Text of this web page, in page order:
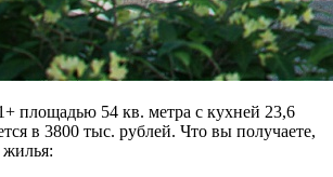
площадью 54 кв. метра с кухней 23,6
в 3800 тыс. рублей. Что вы получаете,
жилья: